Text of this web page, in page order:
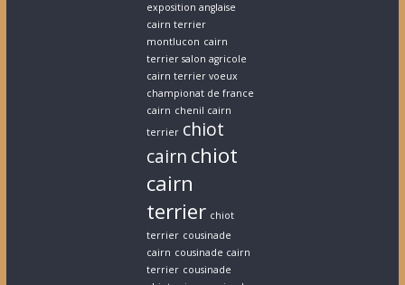
exposition anglaise
cairn terrier
montlucon cairn
terrier salon agricole
cairn terrier voeux
championat de france
cairn chenil cairn
terrier chiot
cairn chiot
cairn
terrier chiot
terrier cousinade
cairn cousinade cairn
terrier cousinade